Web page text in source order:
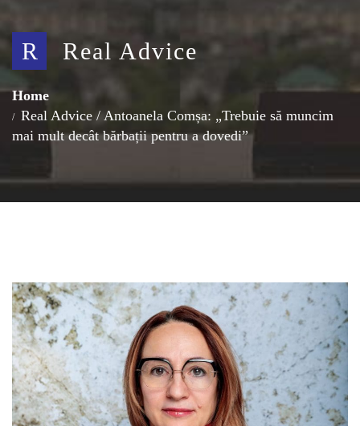
R Real Advice
Home
Real Advice / Antoanela Comșa: „Trebuie să muncim
mai mult decât bărbații pentru a dovedi”